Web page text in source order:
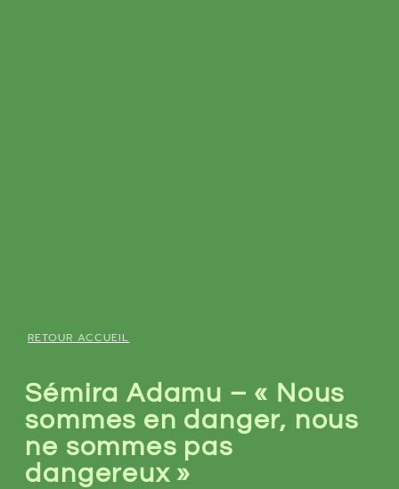
RETOUR ACCUEIL
Sémira Adamu – « Nous
sommes en danger, nous
ne sommes pas
dangereux »